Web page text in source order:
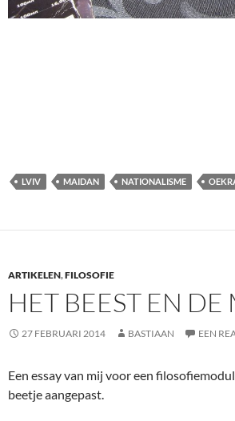
LVIV MAIDAN NATIONALISME
ARTIKELEN,FILOSOFIE
HET BEEST EN DE
27 FEBRUARI 2014 BASTIAAN EEN
Een essay van mij voor een
beetje aangepast.